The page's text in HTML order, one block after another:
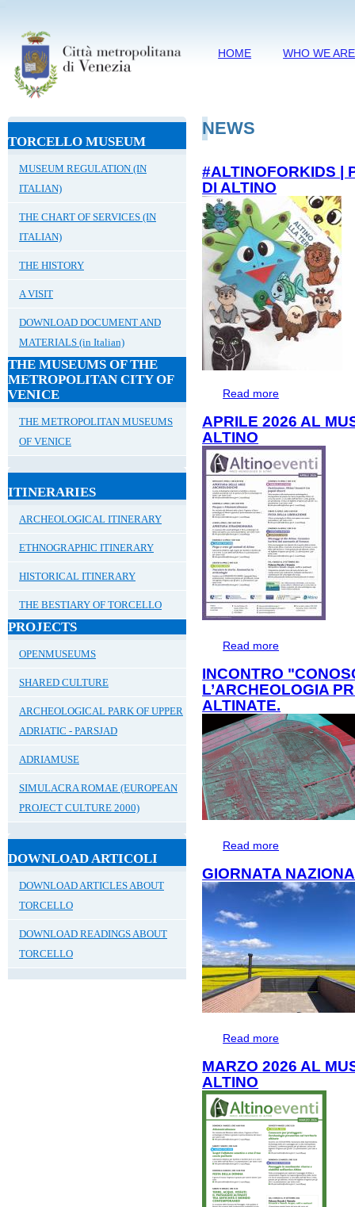
HOME WHO WE ARE
TORCELLO MUSEUM
MUSEUM REGULATION (IN
ITALIAN)
THE CHART OF SERVICES (IN
ITALIAN)
THE HISTORY
A VISIT
DOWNLOAD DOCUMENT AND
MATERIALS (in Italian)
THE MUSEUMS OF THE
METROPOLITAN CITY OF
VENICE
THE METROPOLITAN MUSEUMS
OF VENICE
ITINERARIES
ARCHEOLOGICAL ITINERARY
ETHNOGRAPHIC ITINERARY
HISTORICAL ITINERARY
THE BESTIARY OF TORCELLO
PROJECTS
OPENMUSEUMS
SHARED CULTURE
ARCHEOLOGICAL PARK OF UPPER
ADRIATIC - PARSJAD
ADRIAMUSE
SIMULACRA ROMAE (EUROPEAN
PROJECT CULTURE 2000)
DOWNLOAD ARTICOLI
DOWNLOAD ARTICLES ABOUT
TORCELLO
DOWNLOAD READINGS ABOUT
TORCELLO
NEWS
#ALTINOFORKIDS |
DI ALTINO
Read more
APRILE 2026 AL
ALTINO
Read more
INCONTRO
L’ARCHEOLOGIA
ALTINATE.
Read more
GIORNATA
Read more
MARZO 2026 AL
ALTINO